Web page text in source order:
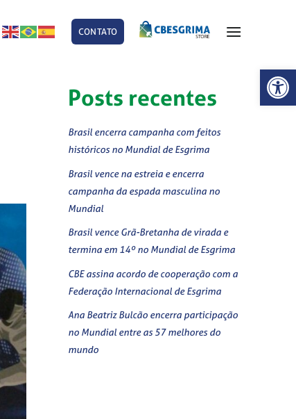
Abrir
CONTATO
Posts recentes
Brasil encerra campanha com feitos
históricos no Mundial de Esgrima
Brasil vence na estreia e encerra
campanha da espada masculina no
Mundial
Brasil vence Grã-Bretanha de virada e
termina em 14º no Mundial de Esgrima
CBE assina acordo de cooperação com a
Federação Internacional de Esgrima
Ana Beatriz Bulcão encerra participação
no Mundial entre as 57 melhores do
mundo